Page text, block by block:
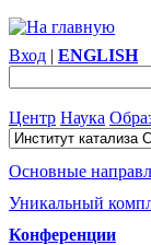
Вход | ENGLISH
Центр Наука
Основные
Уникальный
Конференции